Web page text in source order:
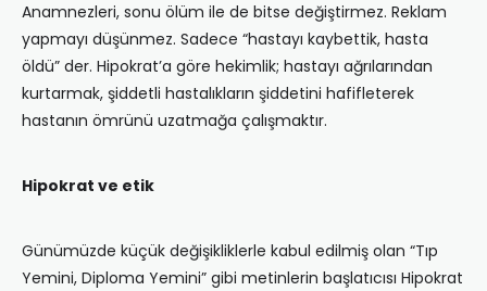
Anamnezleri, sonu ölüm ile de bitse değiştirmez. Reklam
yapmayı düşünmez. Sadece “hastayı kaybettik, hasta
öldü” der. Hipokrat’a göre hekimlik; hastayı ağrılarından
kurtarmak, şiddetli hastalıkların şiddetini hafifleterek
hastanın ömrünü uzatmağa çalışmaktır.
Hipokrat ve etik
Günümüzde küçük değişikliklerle kabul edilmiş olan “Tıp
Yemini, Diploma Yemini” gibi metinlerin başlatıcısı Hipokrat